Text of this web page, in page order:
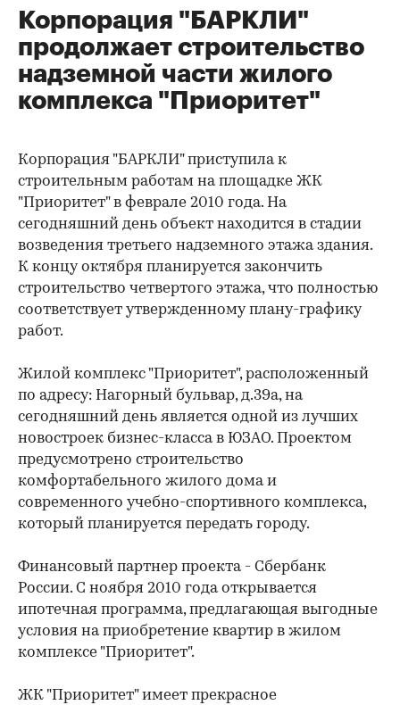
Корпорация "БАРКЛИ"
продолжает строительство
надземной части жилого
комплекса "Приоритет"
Корпорация "БАРКЛИ" приступила к
строительным работам на площадке ЖК
"Приоритет" в феврале 2010 года. На
сегодняшний день объект находится в стадии
возведения третьего надземного этажа здания.
К концу октября планируется закончить
строительство четвертого этажа, что полностью
соответствует утвержденному плану-графику
работ.
Жилой комплекс "Приоритет", расположенный
по адресу: Нагорный бульвар, д.39а, на
сегодняшний день является одной из лучших
новостроек бизнес-класса в ЮЗАО. Проектом
предусмотрено строительство
комфортабельного жилого дома и
современного учебно-спортивного комплекса,
который планируется передать городу.
Финансовый партнер проекта - Сбербанк
России. C ноября 2010 года открывается
ипотечная программа, предлагающая выгодные
условия на приобретение квартир в жилом
комплексе "Приоритет".
ЖК "Приоритет" имеет прекрасное